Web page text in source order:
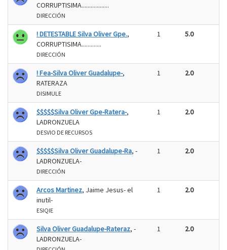
CORRUPTISIMA..................
DIRECCIÓN
! DETESTABLE Silva Oliver Gpe.,
CORRUPTISIMA.............
DIRECCIÓN
1 5.0
! Fea-Silva Oliver Guadalupe-,
RATERAZA
DISIMULE
1 2.0
$$$$$Silva Oliver Gpe-Ratera-,
LADRONZUELA
DESVIO DE RECURSOS
1 2.0
$$$$$Silva Oliver Guadalupe-Ra, -
LADRONZUELA-
DIRECCIÓN
1 2.0
Arcos Martinez, Jaime Jesus- el
inutil-
ESIQIE
1 2.0
Silva Oliver Guadalupe-Rateraz, -
LADRONZUELA-
1 2.0